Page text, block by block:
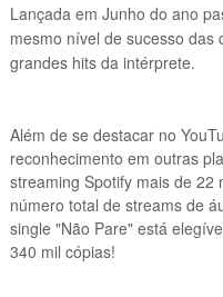
Lançada em Junho do ano
mesmo nível de sucesso das
grandes hits da intérprete.
Além de se destacar no
reconhecimento em outras
streaming Spotify mais de 22
número total de streams de
single "Não Pare" está
340 mil cópias!